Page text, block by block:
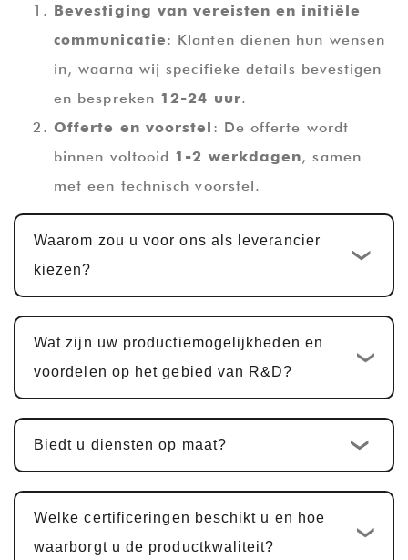
Bevestiging van vereisten en initiële
communicatie: Klanten dienen hun wensen
in, waarna wij specifieke details bevestigen
en bespreken 12-24 uur.
Offerte en voorstel : De offerte wordt
binnen voltooid 1-2 werkdagen, samen
met een technisch voorstel.
Ontwerp en ontwikkeling op maat:
Zodra de offerte is bevestigd, is de
standaard ontwikkelingscyclus op maat
15 werkdagen. Voor multifunctionele
doorgaans hetzelfde25-30 dagen.
Voorbeeldbevestiging en wijzigingen:
Wij bieden monsters ter bevestiging van de
Waarom zou u voor ons als leverancier
kiezen?
Wat zijn uw productiemogelijkheden en
voordelen op het gebied van R&D?
Biedt u diensten op maat?
Welke certificeringen beschikt u en hoe
waarborgt u de productkwaliteit?